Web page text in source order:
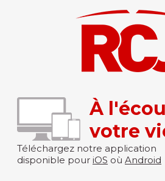
À
votre
Téléchargez notre application
disponible pour iOS où Android